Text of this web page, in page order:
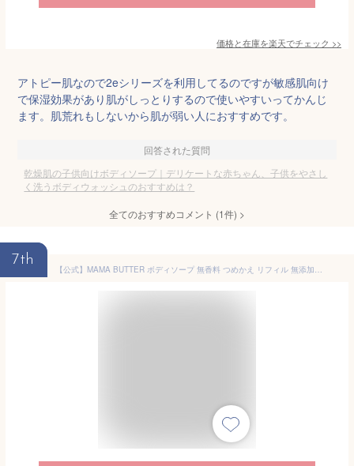
価格と在庫を楽天でチェック >>
アトピー肌なので2eシリーズを利用してるのですが敏感肌向け
で保湿効果があり肌がしっとりするので使いやすいってかんじ
ます。肌荒れもしないから肌が弱い人におすすめです。
回答された質問
乾燥肌の子供向けボディソープ｜デリケートな赤ちゃん、子供をやさし
く洗うボディウォッシュのおすすめは？
全てのおすすめコメント (1件) >
7th
【公式】MAMA BUTTER ボディソープ 無香料 つめかえ リフィル 無添加 天然 オーガニック シアバター 子供 保湿 乾燥 敏感肌しっとり 植物性 ママバター